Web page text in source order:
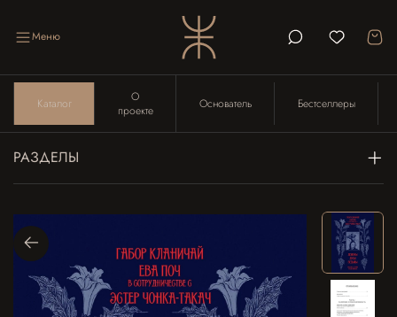
Меню
Каталог
О
проекте
Основатель Бестселлеры
РАЗДЕЛЫ